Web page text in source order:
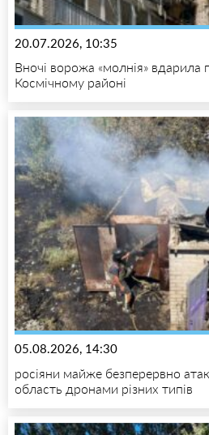
20.07.2026, 10:35
Вночі ворожа «молнія» вдарила
Космічному районі
05.08.2026, 14:30
росіяни майже безперервно
область дронами різних типів